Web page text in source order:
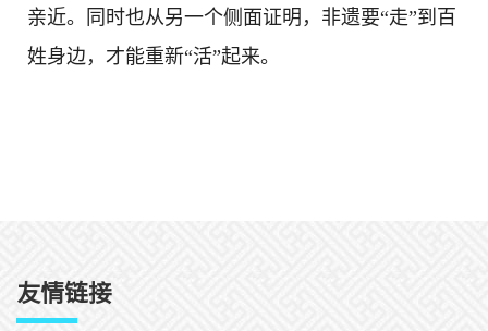
亲近。同时也从另一个侧面证明，非遗要“走”到百
姓身边，才能重新“活”起来。
友情链接